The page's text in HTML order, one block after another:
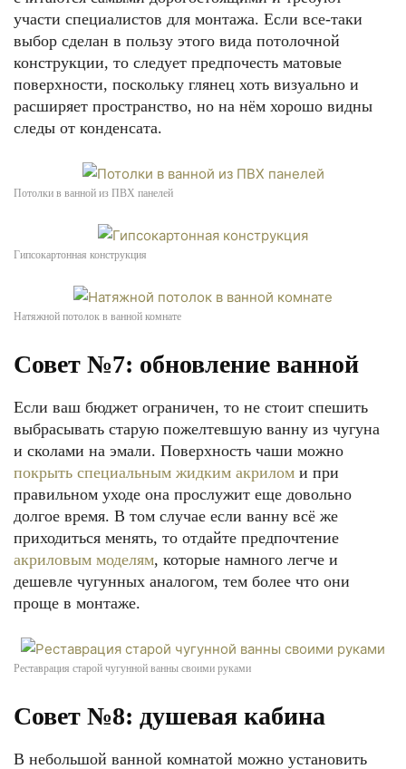
участи специалистов для монтажа. Если все-таки
выбор сделан в пользу этого вида потолочной
конструкции, то следует предпочесть матовые
поверхности, поскольку глянец хоть визуально и
расширяет пространство, но на нём хорошо видны
следы от конденсата.
Потолки в ванной из ПВХ панелей
Гипсокартонная конструкция
Натяжной потолок в ванной комнате
Совет №7: обновление ванной
Если ваш бюджет ограничен, то не стоит спешить
выбрасывать старую пожелтевшую ванну из чугуна
и сколами на эмали. Поверхность чаши можно
покрыть специальным жидким акрилом и при
правильном уходе она прослужит еще довольно
долгое время. В том случае если ванну всё же
приходиться менять, то отдайте предпочтение
акриловым моделям, которые намного легче и
дешевле чугунных аналогом, тем более что они
проще в монтаже.
Реставрация старой чугунной ванны своими руками
Совет №8: душевая кабина
В небольшой ванной комнатой можно установить